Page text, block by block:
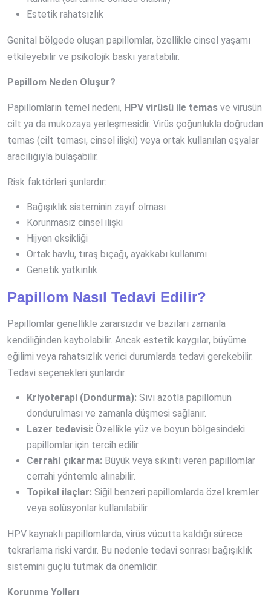
Estetik rahatsızlık
Genital bölgede oluşan papillomlar, özellikle cinsel yaşamı
etkileyebilir ve psikolojik baskı yaratabilir.
Papillom Neden Oluşur?
Papillomların temel nedeni, HPV virüsü ile temas ve virüsün
cilt ya da mukozaya yerleşmesidir. Virüs çoğunlukla doğrudan
temas (cilt teması, cinsel ilişki) veya ortak kullanılan eşyalar
aracılığıyla bulaşabilir.
Risk faktörleri şunlardır:
Bağışıklık sisteminin zayıf olması
Korunmasız cinsel ilişki
Hijyen eksikliği
Ortak havlu, tıraş bıçağı, ayakkabı kullanımı
Genetik yatkınlık
Papillom Nasıl Tedavi Edilir?
Papillomlar genellikle zararsızdır ve bazıları zamanla
kendiliğinden kaybolabilir. Ancak estetik kaygılar, büyüme
eğilimi veya rahatsızlık verici durumlarda tedavi gerekebilir.
Tedavi seçenekleri şunlardır:
Kriyoterapi (Dondurma): Sıvı azotla papillomun
dondurulması ve zamanla düşmesi sağlanır.
Lazer tedavisi: Özellikle yüz ve boyun bölgesindeki
papillomlar için tercih edilir.
Cerrahi çıkarma: Büyük veya sıkıntı veren papillomlar
cerrahi yöntemle alınabilir.
Topikal ilaçlar: Siğil benzeri papillomlarda özel kremler
veya solüsyonlar kullanılabilir.
HPV kaynaklı papillomlarda, virüs vücutta kaldığı sürece
tekrarlama riski vardır. Bu nedenle tedavi sonrası bağışıklık
sistemini güçlü tutmak da önemlidir.
Korunma Yolları